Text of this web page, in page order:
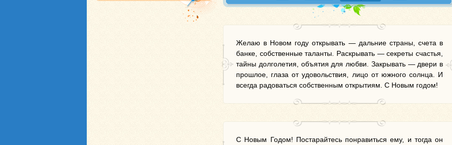
Желаю в Новом году открывать — дальние страны, счета в
банке, собственные таланты. Раскрывать — секреты счастья,
тайны долголетия, объятия для любви. Закрывать — двери в
прошлое, глаза от удовольствия, лицо от южного солнца. И
всегда радоваться собственным открытиям. С Новым годом!
С Новым Годом! Постарайтесь понравиться ему, и тогда он